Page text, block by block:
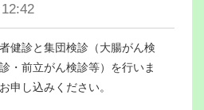
健診と集団検診（大腸がん検
・前立がん検診等）を行いま
申し込みください。